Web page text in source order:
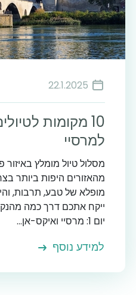
22.1.2025
10 מקומות
למרסיי
מסלול טיול מומלץ
מהאזורים היפות ביותר
מופלא של טבע, תרבות,
ייקח אתכם דרך כמה
יום 1: מרסיי ואיקס-אן...
למידע נוסף